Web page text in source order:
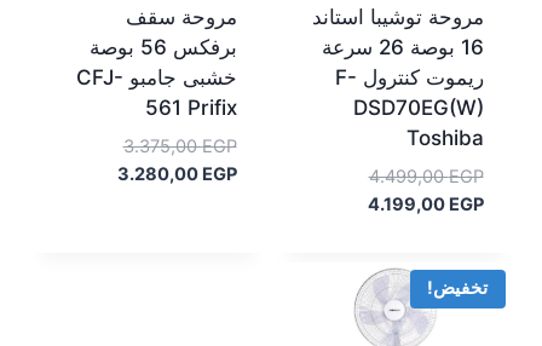
مروحة توشيبا استاند
16 بوصة 26 سرعة
ريموت كنترول F-
DSD70EG(W)
Toshiba
4.499,00EGP
السعر
الأصلي4.199,00 EGP
السعر
4.199,00 EGP.
مروحة سقف
برفكس 56 بوصة
خشبى جامبو CFJ-
561 Prifix
3.375,00EGP
السعر
الأصلي3.280,00 EGP
السعر
تخفيض!